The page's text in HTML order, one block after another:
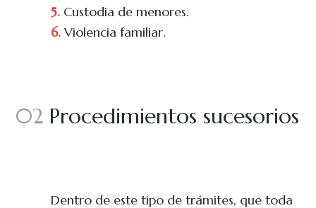
5. Custodia de menores.
6.Violencia familiar.
02 Procedimientos sucesorios
Dentro de este tipo de trámites, que toda